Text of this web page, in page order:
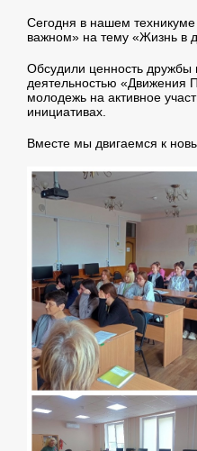
Сегодня в нашем
важном» на тему «Жизнь в
Обсудили ценность дружбы
деятельностью «Движения
молодежь на активное
инициативах.
Вместе мы двигаемся к